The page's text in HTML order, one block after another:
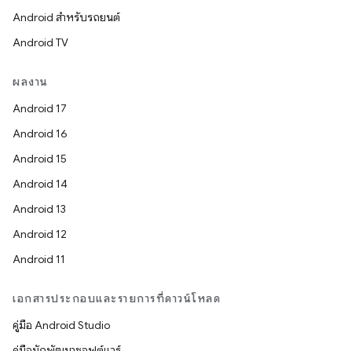
Android สำหรับรถยนต์
Android TV
ผลงาน
Android 17
Android 16
Android 15
Android 14
Android 13
Android 12
Android 11
เอกสารประกอบและรายการที่ดาวน์โหลด
คู่มือ Android Studio